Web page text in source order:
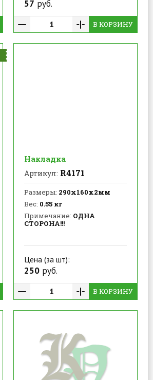
57 руб.
В КОРЗИНУ
Накладка
Артикул: R4171
Размеры: 290х160х2мм
Вес: 0.55 кг
Примечание: ОДНА
СТОРОНА!!!
Цена (за шт):
250 руб.
В КОРЗИНУ